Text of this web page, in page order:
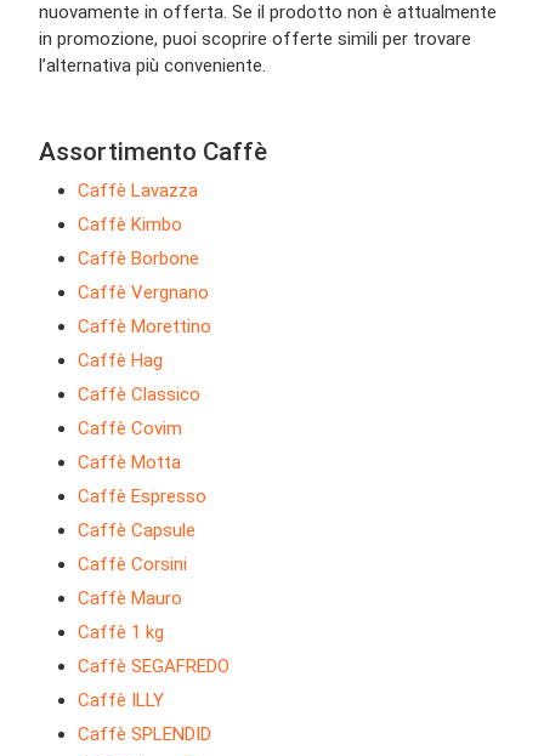
nuovamente in offerta. Se il prodotto non è attualmente
in promozione, puoi scoprire offerte simili per trovare
l’alternativa più conveniente.
Assortimento Caffè
Caffè Lavazza
Caffè Kimbo
Caffè Borbone
Caffè Vergnano
Caffè Morettino
Caffè Hag
Caffè Classico
Caffè Covim
Caffè Motta
Caffè Espresso
Caffè Capsule
Caffè Corsini
Caffè Mauro
Caffè 1 kg
Caffè SEGAFREDO
Caffè ILLY
Caffè SPLENDID